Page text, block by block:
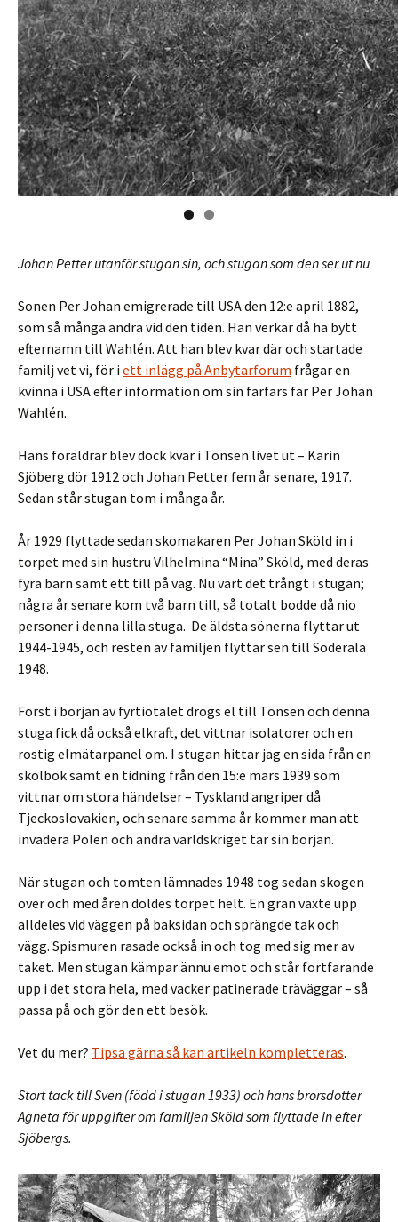
Johan Petter utanför stugan sin, och stugan som den ser ut nu
Sonen Per Johan emigrerade till USA den 12:e april 1882,
som så många andra vid den tiden. Han verkar då ha bytt
efternamn till Wahlén. Att han blev kvar där och startade
familj vet vi, för i ett inlägg på Anbytarforum frågar en
kvinna i USA efter information om sin farfars far Per Johan
Wahlén.
Hans föräldrar blev dock kvar i Tönsen livet ut – Karin
Sjöberg dör 1912 och Johan Petter fem år senare, 1917.
Sedan står stugan tom i många år.
År 1929 flyttade sedan skomakaren Per Johan Sköld in i
torpet med sin hustru Vilhelmina “Mina” Sköld, med deras
fyra barn samt ett till på väg. Nu vart det trångt i stugan;
några år senare kom två barn till, så totalt bodde då nio
personer i denna lilla stuga. De äldsta sönerna flyttar ut
1944-1945, och resten av familjen flyttar sen till Söderala
1948.
Först i början av fyrtiotalet drogs el till Tönsen och denna
stuga fick då också elkraft, det vittnar isolatorer och en
rostig elmätarpanel om. I stugan hittar jag en sida från en
skolbok samt en tidning från den 15:e mars 1939 som
vittnar om stora händelser – Tyskland angriper då
Tjeckoslovakien, och senare samma år kommer man att
invadera Polen och andra världskriget tar sin början.
När stugan och tomten lämnades 1948 tog sedan skogen
över och med åren doldes torpet helt. En gran växte upp
alldeles vid väggen på baksidan och sprängde tak och
vägg. Spismuren rasade också in och tog med sig mer av
taket. Men stugan kämpar ännu emot och står fortfarande
upp i det stora hela, med vacker patinerade träväggar – så
passa på och gör den ett besök.
Vet du mer? Tipsa gärna så kan artikeln kompletteras.
Stort tack till Sven (född i stugan 1933) och hans brorsdotter
Agneta för uppgifter om familjen Sköld som flyttade in efter
Sjöbergs.